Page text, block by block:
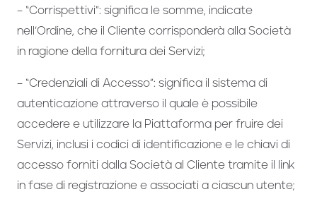
– “Corrispettivi”: significa le somme, indicate
nell’Ordine, che il Cliente corrisponderà alla Società
in ragione della fornitura dei Servizi;
– “Credenziali di Accesso”: significa il sistema di
autenticazione attraverso il quale è possibile
accedere e utilizzare la Piattaforma per fruire dei
Servizi, inclusi i codici di identificazione e le chiavi di
accesso forniti dalla Società al Cliente tramite il link
in fase di registrazione e associati a ciascun utente;